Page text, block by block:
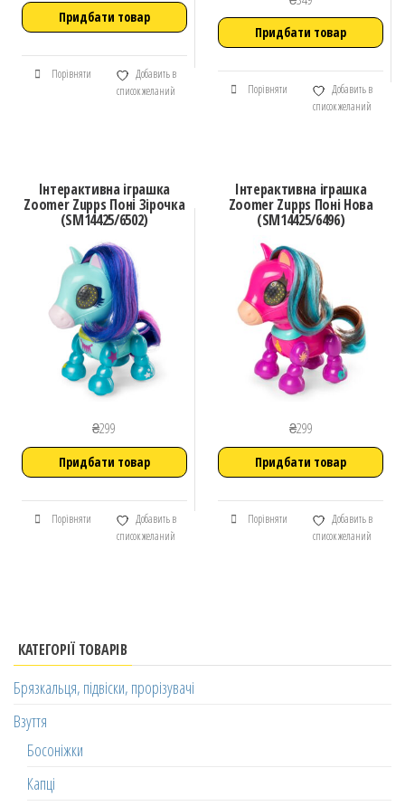
Придбати товар
Порівняти
Добавить в
список желаний
Придбати товар
Порівняти
Добавить в
список желаний
Інтерактивна іграшка
Zoomer Zupps Поні Зірочка
(SM14425/6502)
₴299
Придбати товар
Порівняти
Добавить в
список желаний
Інтерактивна іграшка
Zoomer Zupps Поні Нова
(SM14425/6496)
₴299
Придбати товар
Порівняти
Добавить в
список желаний
КАТЕГОРІЇ ТОВАРІВ
Брязкальця, підвіски, прорізувачі
Взуття
Босоніжки
Капці